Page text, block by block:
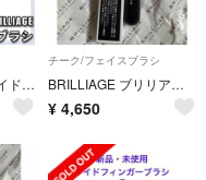
ブリリアージュ ワイドフィンガーブラシ カモフラージュ コンシーラーチーク
チーク/フェイスブラシ
BRILLIAGE ブリリアージュ ワイドフィンガーブラシ 新品未使用
¥ 4,650